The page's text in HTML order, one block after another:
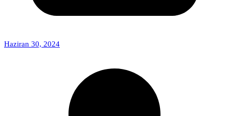
Haziran 30, 2024